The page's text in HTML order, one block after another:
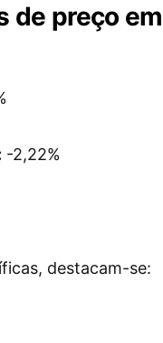
de preço em
-2,22%
destacam-se: